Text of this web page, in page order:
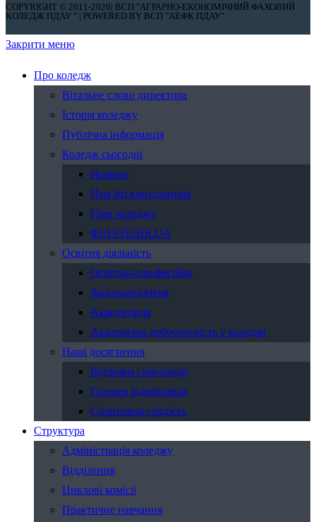
COPYRIGHT © 2011-2026| ВСП "АГРАРНО-ЕКОНОМІЧНИЙ ФАХОВИЙ
КОЛЕДЖ ПДАУ " | POWERED BY ВСП "АЕФК ПДАУ"
Закрити меню
Про коледж
Вітальне слово директора
Історія коледжу
Публічна інформація
Коледж сьогодні
Новини
Пам’яті випускників
Гімн коледжу
ФІЛАТЕЛІЯ.UA
Освітня діяльність
Освітньо-професійна
Загальноосвітня
Акредитація
Академічна доброчесність у коледжі
Наші досягнення
Відзнаки і нагороди
Галерея відмінників
Спортивна гордість
Структура
Адміністрація коледжу
Відділення
Циклові комісії
Практичне навчання